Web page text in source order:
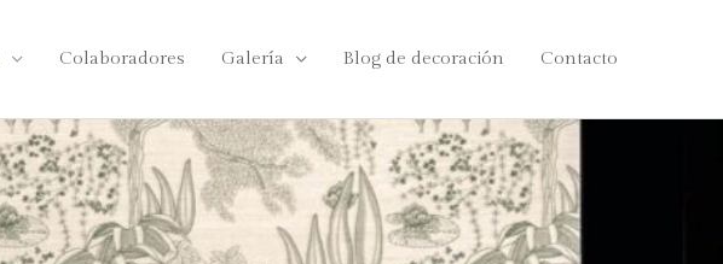
Colaboradores Galería Blog de decoración Contacto